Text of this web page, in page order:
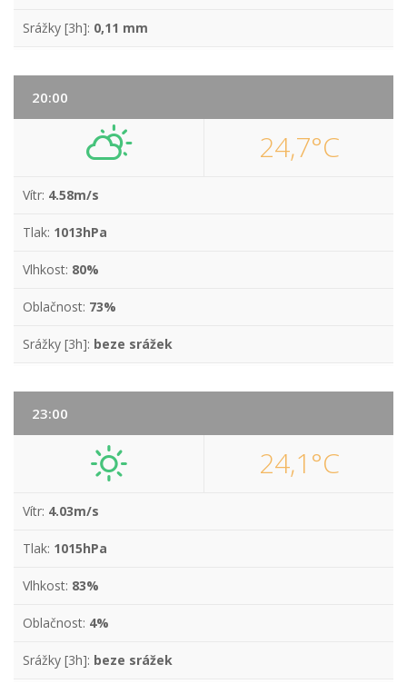
Srážky [3h]: 0,11 mm
20:00
24,7°C
Vítr: 4.58m/s
Tlak: 1013hPa
Vlhkost: 80%
Oblačnost: 73%
Srážky [3h]: beze srážek
23:00
24,1°C
Vítr: 4.03m/s
Tlak: 1015hPa
Vlhkost: 83%
Oblačnost: 4%
Srážky [3h]: beze srážek